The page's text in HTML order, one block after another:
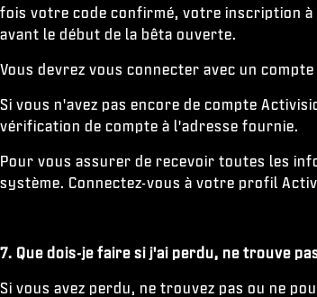
fois votre code confirmé, votre inscription à
avant le début de la bêta ouverte.
Vous devrez vous connecter avec un
Si vous n'avez pas encore de compte
vérification de compte à l'adresse fournie.
Pour vous assurer de recevoir toutes les
système. Connectez-vous à votre profil
7. Que dois-je faire si j'ai perdu, ne trouve
Si vous avez perdu, ne trouvez pas ou ne